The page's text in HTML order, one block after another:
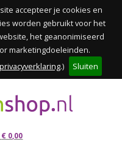
accepteer je cookies en
worden gebruikt voor het
het geanonimiseerd
marketingdoeleinden.
privacyverklaring.) Sluiten
€ 0,00